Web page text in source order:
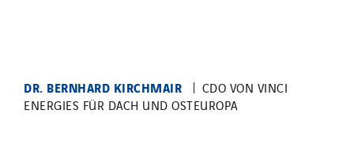
DR. BERNHARD KIRCHMAIR
CDO VON VINCI
ENERGIES FÜR DACH UND OSTEUROPA